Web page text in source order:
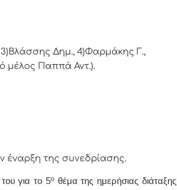
3)Βλάσσης Δημ., 4)Φαρμάκης Γ.,
μέλος Παππά Αντ.).
της συνεδρίασης.
για το 5οθέμα της ημερήσιας διάταξης